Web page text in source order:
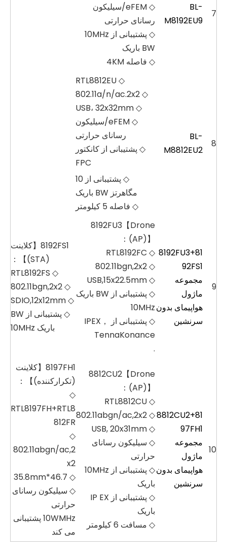
7
BL-
M8192EU9
◇ eFEM/سیلیکون
رسانای حرارتی
◇ پشتیبانی از 10MHz
BW باریک
◇ فاصله 4KM
8
BL-
M8812EU2
◇ RTL8812EU
◇ 802.11a/n/ac.2x2
◇ USB، 32x32mm
◇ eFEM/سیلیکون
رسانای حرارتی
◇ پشتیبانی از کانکتور
FPC
◇ پشتیبانی از 10
مگاهرتز BW باریک
◇ فاصله 5 کیلومتر
9
8192FU3+81
92FS1
مجموعه
ماژول
هواپیمای بدون
سرنشین
8192FU3【Drone
(AP)】：
◇ RTL8192FC
◇ 802.11bgn,2x2
◇ USB,15x22.5mm
◇ پشتیبانی از BW باریک
10MHz
◇ پشتیبانی از IPEX，
TennaKonance
.
8192FS1【کلاینت
(STA)】：
◇ RTL8192FS
◇ 802.11bgn,2x2
◇ SDIO,12x12mm
◇ پشتیبانی از BW
باریک 10MHz
10
8812CU2+81
97FH1
مجموعه
ماژول
هواپیمای بدون
سرنشین
8812CU2【Drone
(AP)】：
◇ RTL8812CU
◇ 802.11abgn/ac,2x2
◇ USB, 20x31mm
◇ سیلیکون رسانای
حرارتی
◇ پشتیبانی از 10MHz
باریک
◇ پشتیبانی از IP EX
باریک
◇ مسافت 6 کیلومتر
8197FH1【کلاینت
(تکرارکننده)】：
◇
RTL8197FH+RTL8
812FR
◇
802.11abgn/ac,2
x2
◇ 46.7*35.8mm
◇ سیلیکون رسانای
حرارتی
10WMHz پشتیبانی
می کند